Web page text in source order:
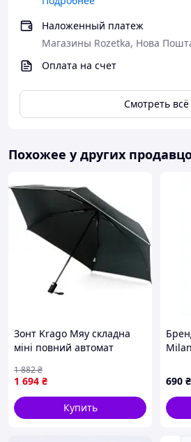
Наложенный платеж
Магазины Rozetka, Нова
Оплата на счет
Смотреть всё
Похожее у других
Зонт Krago Мяу складна
міні повний автомат
1 694 ₴
1 882₴
Купить
690 ₴